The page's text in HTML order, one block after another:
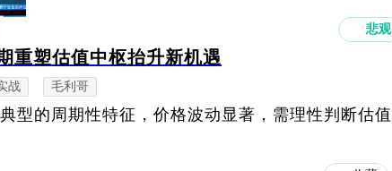
悲观
重塑估值中枢抬升新机遇
战 毛利哥
型的周期性特征，价格波动显著，需理性判断估值